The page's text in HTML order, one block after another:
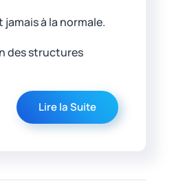
à la normale.
des structures
Lire la Suite